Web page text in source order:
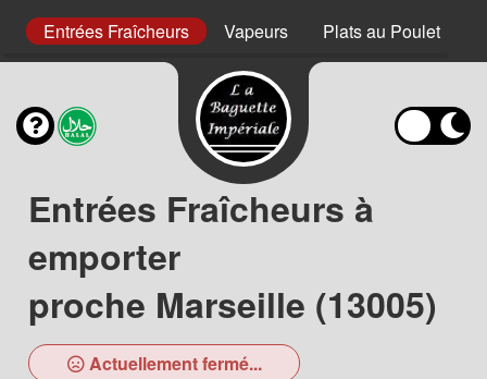
Entrées Fraîcheurs Vapeurs Plats au Poulet
Entrées Fraîcheurs à
emporter
proche Marseille (13005)
Actuellement fermé...